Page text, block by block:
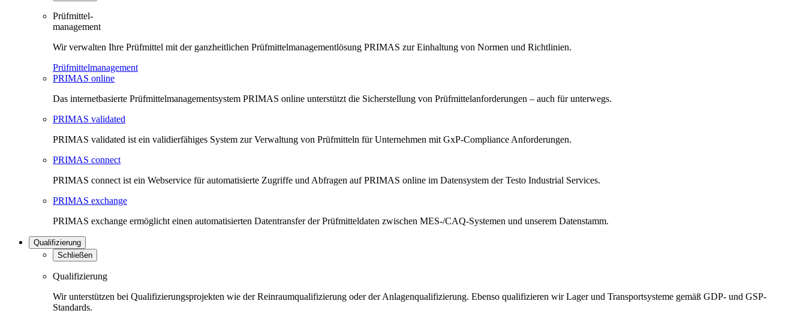
Prüfmittel-
management
Wir verwalten Ihre Prüfmittel mit der ganzheitlichen Prüfmittelmanagementlösung PRIMAS zur Einhaltung von Normen und Richtlinien.
Prüfmittelmanagement
PRIMAS online
Das internetbasierte Prüfmittelmanagementsystem PRIMAS online unterstützt die Sicherstellung von Prüfmittelanforderungen – auch für unterwegs.
PRIMAS validated
PRIMAS validated ist ein validierfähiges System zur Verwaltung von Prüfmitteln für Unternehmen mit GxP-Compliance Anforderungen.
PRIMAS connect
PRIMAS connect ist ein Webservice für automatisierte Zugriffe und Abfragen auf PRIMAS online im Datensystem der Testo Industrial Services.
PRIMAS exchange
PRIMAS exchange ermöglicht einen automatisierten Datentransfer der Prüfmitteldaten zwischen MES-/CAQ-Systemen und unserem Datenstamm.
Qualifizierung
Schließen
Qualifizierung
Wir unterstützen bei Qualifizierungsprojekten wie der Reinraumqualifizierung oder der Anlagenqualifizierung. Ebenso qualifizieren wir Lager und Transportsysteme gemäß GDP- und GSP-
Standards.